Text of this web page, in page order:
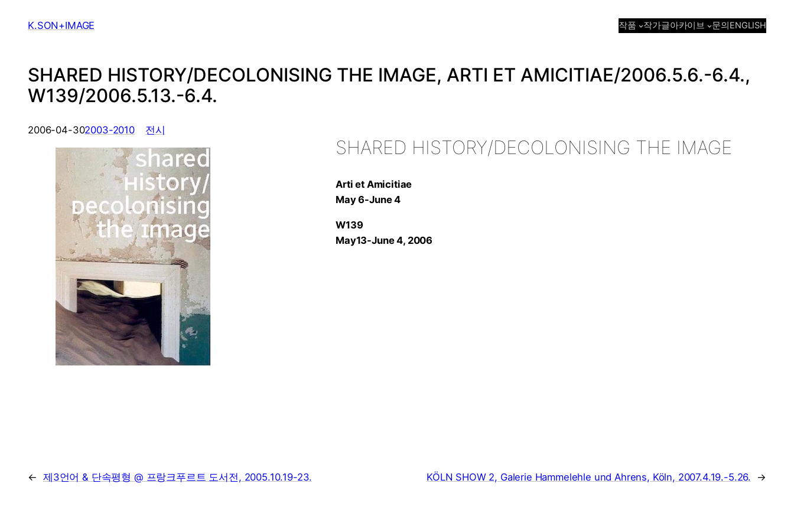
K.SON+IMAGE 작품 작가글아카이브 문의ENGLISH
SHARED HISTORY/DECOLONISING THE IMAGE, ARTI ET AMICITIAE/2006.5.6.-6.4.,
W139/2006.5.13.-6.4.
2006-04-302003-2010 ,
전시
SHARED HISTORY/DECOLONISING THE IMAGE
Arti et Amicitiae
May 6-June 4
W139
May13-June 4, 2006
← 제3언어 & 단속평형 @ 프랑크푸르트 도서전, 2005.10.19-23. KÖLN SHOW 2, Galerie Hammelehle und Ahrens, Köln, 2007.4.19.-5.26. →